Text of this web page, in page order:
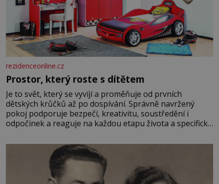
rezidenceonline.cz
Prostor, který roste s dítětem
Je to svět, který se vyvíjí a proměňuje od prvních
dětských krůčků až po dospívání. Správně navržený
pokoj podporuje bezpečí, kreativitu, soustředění i
odpočinek a reaguje na každou etapu života a specifické
měkkost a bezpečí, proto by pokoj miminka měl působit
především klidně a útulně. Předškolní věk je